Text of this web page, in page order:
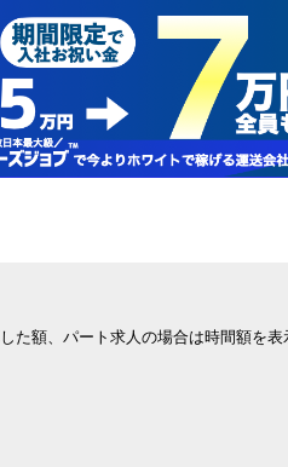
た額、パート求人の場合は時間額を表